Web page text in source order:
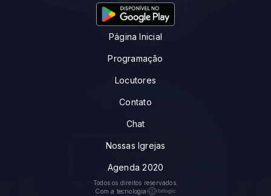
Página Inicial
Programação
Locutores
Contato
Chat
Nossas Igrejas
Agenda 2020
Todos os direitos reservados.
Com a tecnologia